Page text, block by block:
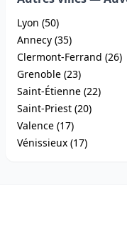
Lyon (50)
Annecy (35)
Clermont-Ferrand (26)
Grenoble (23)
Saint-Étienne (22)
Saint-Priest (20)
Valence (17)
Vénissieux (17)